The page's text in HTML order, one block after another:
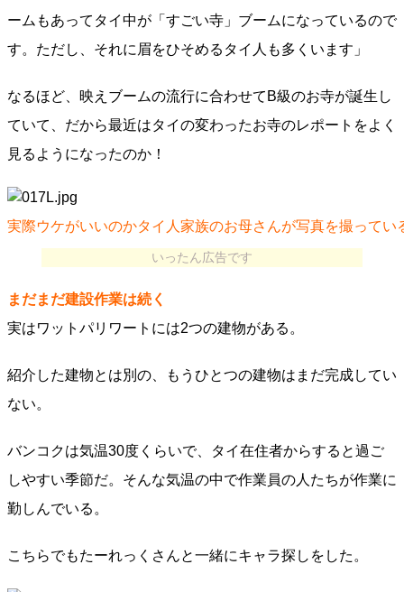
ームもあってタイ中が「すごい寺」ブームになっているので
す。ただし、それに眉をひそめるタイ人も多くいます」
なるほど、映えブームの流行に合わせてB級のお寺が誕生し
ていて、だから最近はタイの変わったお寺のレポートをよく
見るようになったのか！
実際ウケがいいのかタイ人家族のお母さんが写真を撮ってい
いったん広告です
まだまだ建設作業は続く
実はワットパリワートには2つの建物がある。
紹介した建物とは別の、もうひとつの建物はまだ完成してい
ない。
バンコクは気温30度くらいで、タイ在住者からすると過ご
しやすい季節だ。そんな気温の中で作業員の人たちが作業に
勤しんでいる。
こちらでもたーれっくさんと一緒にキャラ探しをした。